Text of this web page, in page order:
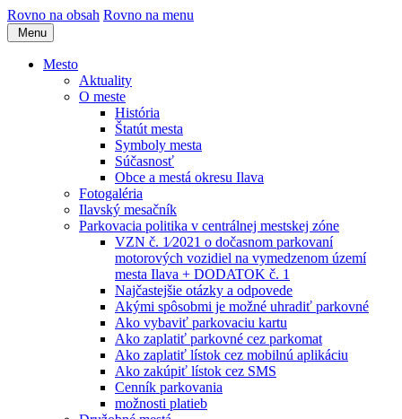
Rovno na obsah Rovno na menu
Menu
Mesto
Aktuality
O meste
História
Štatút mesta
Symboly mesta
Súčasnosť
Obce a mestá okresu Ilava
Fotogaléria
Ilavský mesačník
Parkovacia politika v centrálnej mestskej zóne
VZN č. 1⁄2021 o dočasnom parkovaní
motorových vozidiel na vymedzenom území
mesta Ilava + DODATOK č. 1
Najčastejšie otázky a odpovede
Akými spôsobmi je možné uhradiť parkovné
Ako vybaviť parkovaciu kartu
Ako zaplatiť parkovné cez parkomat
Ako zaplatiť lístok cez mobilnú aplikáciu
Ako zakúpiť lístok cez SMS
Cenník parkovania
možnosti platieb